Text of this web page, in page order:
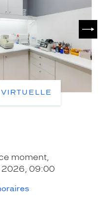
moment,
2026, 09:00